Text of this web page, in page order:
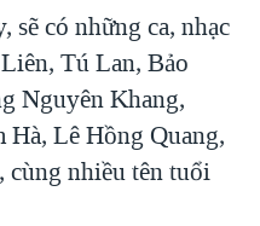
NAM
VIỆT NAM
VIỆT NAM
sẽ có những ca, nhạc
Tú Lan, Bảo
Nguyên Khang,
Hà, Lê Hồng Quang,
nhiều tên tuổi